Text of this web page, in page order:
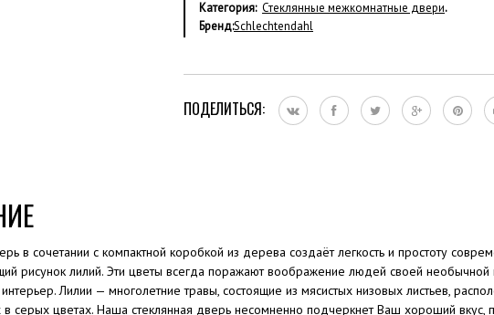
Категория: Стеклянные межкомнатные двери.
Бренд:Schlechtendahl
ПОДЕЛИТЬСЯ:
в сочетании с компактной коробкой из дерева создаёт легкость и простоту
рисунок лилий. Эти цветы всегда поражают воображение людей своей необычной
Лилии — многолетние травы, состоящие из мясистых низовых листьев,
серых цветах. Наша стеклянная дверь несомненно подчеркнет Ваш хороший вкус,